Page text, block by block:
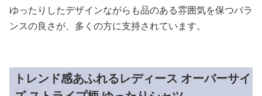
ゆったりしたデザインながらも品のある雰囲気を保つバラ
ンスの良さが、多くの方に支持されています。
トレンド感あふれるレディース オーバーサイ